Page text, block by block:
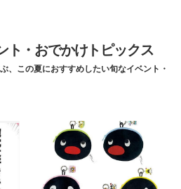
ト・おでかけトピックス
、この夏におすすめしたい旬なイベント・